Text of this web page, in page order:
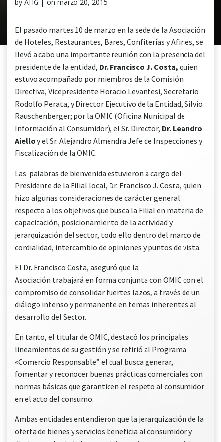
by AHG | on marzo 20, 2015
El pasado martes 10 de marzo en la sede de la Asociación
de Hoteles, Restaurantes, Bares, Confiterías y Afines, se
llevó a cabo una importante reunión con la presencia del
presidente de la entidad, Dr. Francisco J. Costa, quien
estuvo acompañado por miembros de la Comisión
Directiva, Vicepresidente Horacio Levantesi, Secretario
Rodolfo Perata, y Director Ejecutivo de la Entidad, Silvio
Rauschenberger; por la OMIC (Oficina Municipal de
Información al Consumidor), el Sr. Director, Dr. Leandro
Aiello y el Sr. Alejandro Almendra Jefe de Inspecciones y
Fiscalización de la OMIC.
Las palabras de bienvenida estuvieron a cargo del
Presidente de la Filial local, Dr. Francisco J. Costa, quien
hizo algunas consideraciones de carácter general
respecto a los objetivos que busca la Filial en materia de
capacitación, posicionamiento de la actividad y
jerarquización del sector, todo ello dentro del marco de
cordialidad, intercambio de opiniones y puntos de vista.
El Dr. Francisco Costa, aseguró que la
Asociación trabajará en forma conjunta con OMIC con el
compromiso de consolidar fuertes lazos, a través de un
diálogo intenso y permanente en temas inherentes al
desarrollo del Sector.
En tanto, el titular de OMIC, destacó los principales
lineamientos de su gestión y se refirió al Programa
«Comercio Responsable” el cual busca generar,
fomentar y reconocer buenas prácticas comerciales con
normas básicas que garanticen el respeto al consumidor
en el acto del consumo.
Ambas entidades entendieron que la jerarquización de la
oferta de bienes y servicios beneficia al consumidor y